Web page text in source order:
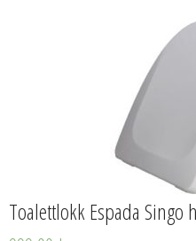
Toalettlokk Espada Singo